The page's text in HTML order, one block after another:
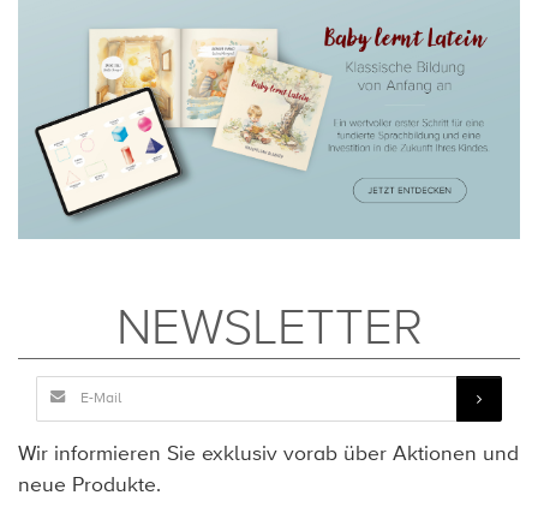
NEWSLETTER
Wir informieren Sie exklusiv vorab über Aktionen und
neue Produkte.